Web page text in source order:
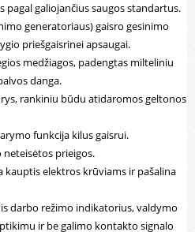
pagal galiojančius saugos standartus.
generatoriaus) gaisro gesinimo
priešgaisrinei apsaugai.
medžiagos, padengtas milteliniu
danga.
rankiniu būdu atidaromos geltonos
funkcija kilus gaisrui.
prieigos.
kauptis elektros krūviams ir pašalina
darbo režimo indikatorius, valdymo
ir be galimo kontakto signalo